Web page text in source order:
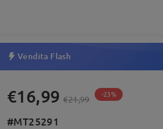
Vendita Flash
€16,99 €21,99 -23%
#MT25291